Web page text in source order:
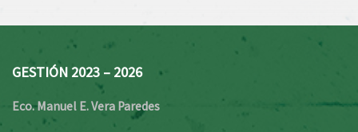
GESTIÓN 2023 – 2026
Eco. Manuel E. Vera Paredes